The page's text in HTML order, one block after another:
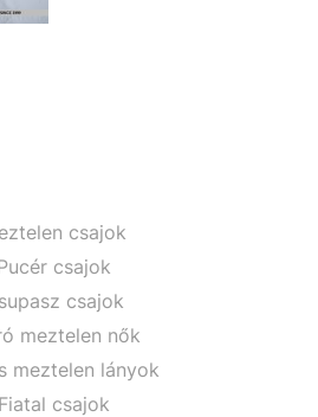
csajok
csajok
csajok
meztelen nők
meztelen lányok
Fiatal csajok